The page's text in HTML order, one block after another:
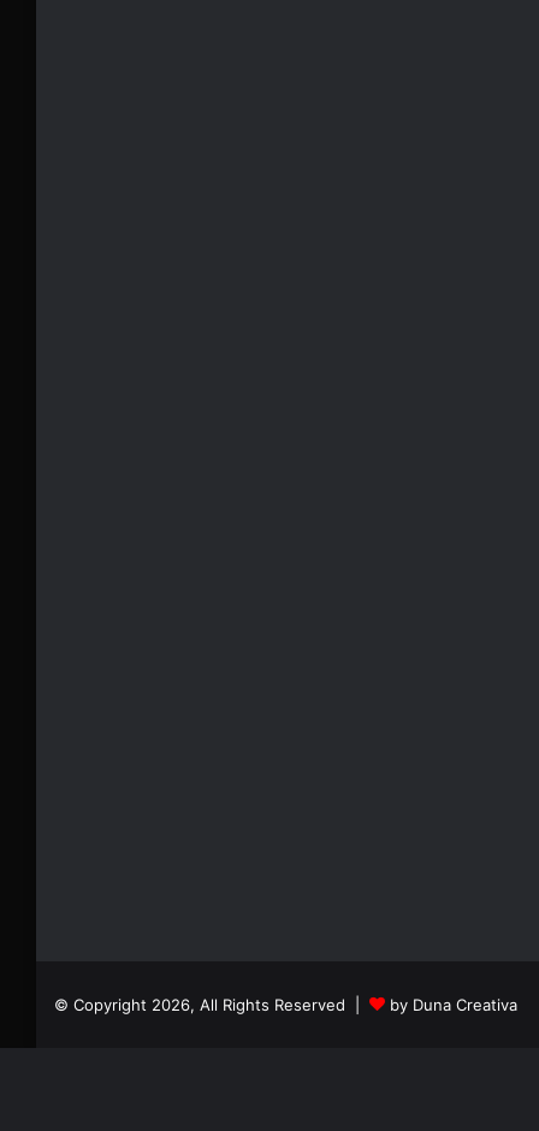
© Copyright 2026, All Rights Reserved | by Duna Creativa